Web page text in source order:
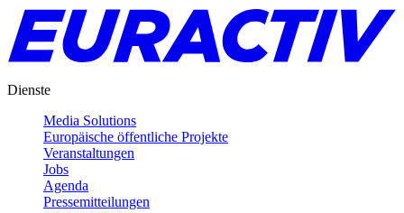
Dienste
Media Solutions
Europäische öffentliche Projekte
Veranstaltungen
Jobs
Agenda
Pressemitteilungen